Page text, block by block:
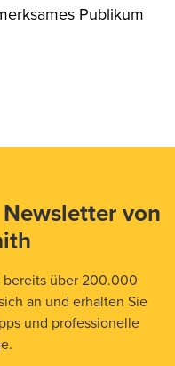
Publikum
von
bereits über 200.000
an und erhalten Sie
und professionelle